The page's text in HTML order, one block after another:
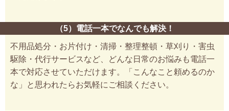
（5）電話一本でなんでも解決！
不用品処分・お片付け・清掃・整理整頓・草刈り・害虫
駆除・代行サービスなど、どんな日常のお悩みも電話一
本で対応させていただけます。「こんなこと頼めるのか
な」と思われたらお気軽にご相談ください。